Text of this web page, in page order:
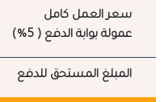
سعر العمل كامل
عمولة بوابة الدفع ( 5%)
المبلغ المستحق للدفع